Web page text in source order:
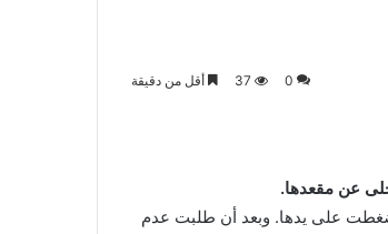
0
37 أقل من دقيقة
عن مقعدها.
على يدها. وبعد أن طلبت عدم